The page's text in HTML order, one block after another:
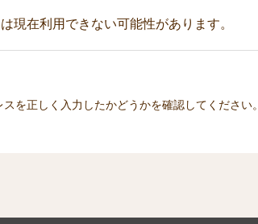
現在利用できない可能性があります。
を正しく入力したかどうかを確認してください。